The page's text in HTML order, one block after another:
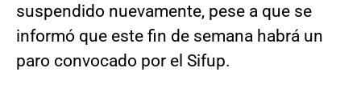
suspendido nuevamente, pese a que se
informó que este fin de semana habrá un
paro convocado por el Sifup.